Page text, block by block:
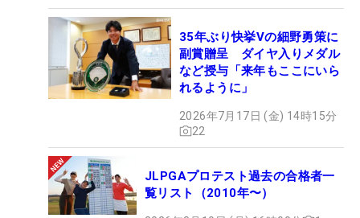
35年ぶり快挙Vの細野勇策に
副賞贈呈 ダイヤ入りメダル
など授与「来年もここにいら
れるように」
2026年7月17日 (金) 14時15分
22
JLPGAプロテスト過去の合格者一
覧リスト（2010年〜）